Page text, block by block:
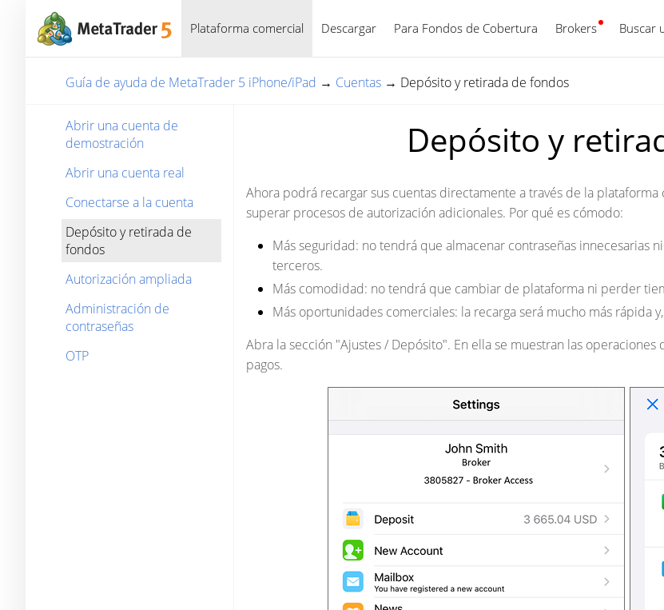
Plataforma comercial Descargar Para Fondos de Cobertura Brokers Buscar
Español
Guía de ayuda de MetaTrader 5 iPhone/iPad → Cuentas → Depósito y retirada de fondos
Abrir una cuenta de
demostración
Abrir una cuenta real
Conectarse a la cuenta
Depósito y retirada de
fondos
Autorización ampliada
Administración de
contraseñas
OTP
Depósito y
Ahora podrá recargar sus cuentas directamente a través de la
superar procesos de autorización adicionales. Por qué es cómodo:
Más seguridad: no tendrá que almacenar contraseñas innecesarias
terceros.
Más comodidad: no tendrá que cambiar de plataforma ni perder
Más oportunidades comerciales: la recarga será mucho más rápida
Abra la sección "Ajustes / Depósito". En ella se muestran las operaciones
pagos.